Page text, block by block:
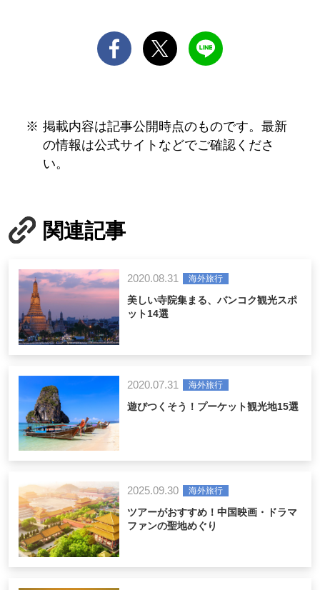
掲載内容は記事公開時点のものです。最新
の情報は公式サイトなどでご確認くださ
い。
関連記事
2020.08.31 海外旅行
美しい寺院集まる、バンコク観光スポ
ット14選
2020.07.31 海外旅行
遊びつくそう！プーケット観光地15選
2025.09.30 海外旅行
ツアーがおすすめ！中国映画・ドラマ
ファンの聖地めぐり